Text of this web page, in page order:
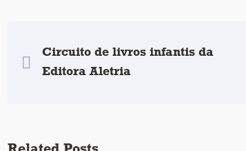
Circuito de livros infantis da
Editora Aletria